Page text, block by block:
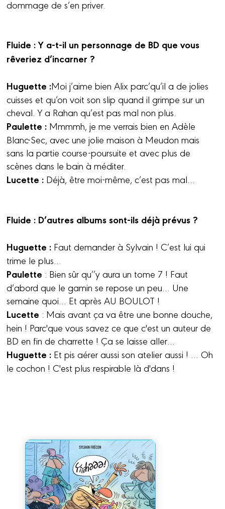
dommage de s’en priver.
Fluide : Y a-t-il un personnage de BD que vous
rêveriez d’incarner ?
Huguette :Moi j’aime bien Alix parc’qu’il a de jolies
cuisses et qu’on voit son slip quand il grimpe sur un
cheval. Y a Rahan qu’est pas mal non plus.
Paulette : Mmmmh, je me verrais bien en Adèle
Blanc-Sec, avec une jolie maison à Meudon mais
sans la partie course-poursuite et avec plus de
scènes dans le bain à méditer.
Lucette : Déjà, être moi-même, c’est pas mal…
Fluide : D’autres albums sont-ils déjà prévus ?
Huguette : Faut demander à Sylvain ! C’est lui qui
trime le plus…
Paulette : Bien sûr qu’’y aura un tome 7 ! Faut
d’abord que le gamin se repose un peu… Une
semaine quoi… Et après AU BOULOT !
Lucette : Mais avant ça va être une bonne douche,
hein ! Parc'que vous savez ce que c'est un auteur de
BD en fin de charrette ! Ça se laisse aller…
Huguette : Et pis aérer aussi son atelier aussi ! … Oh
le cochon ! C'est plus respirable là d'dans !